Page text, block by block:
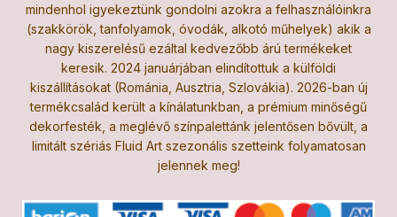
mindenhol igyekeztünk gondolni azokra a felhasználóinkra
(szakkörök, tanfolyamok, óvodák, alkotó műhelyek) akik a
nagy kiszerelésű ezáltal kedvezőbb árú termékeket
keresik. 2024 januárjában elindítottuk a külföldi
kiszállításokat (Románia, Ausztria, Szlovákia). 2026-ban új
termékcsalád került a kínálatunkban, a prémium minőségű
dekorfesték, a meglévő színpalettánk jelentősen bővült, a
limitált szériás Fluid Art szezonális szetteink folyamatosan
jelennek meg!